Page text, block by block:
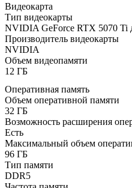
Видеокарта
Тип видеокарты
NVIDIA GeForce RTX 5070 Ti
Производитель видеокарты
NVIDIA
Объем видеопамяти
12 ГБ
Оперативная память
Объем оперативной памяти
32 ГБ
Возможность расширения
Есть
Максимальный объем
96 ГБ
Тип памяти
DDR5